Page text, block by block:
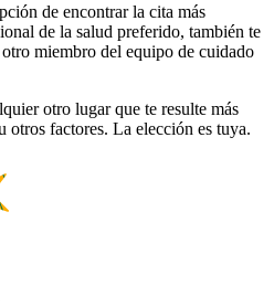
de encontrar la cita más
de la salud preferido, también te
miembro del equipo de cuidado
otro lugar que te resulte más
otros factores. La elección es tuya.